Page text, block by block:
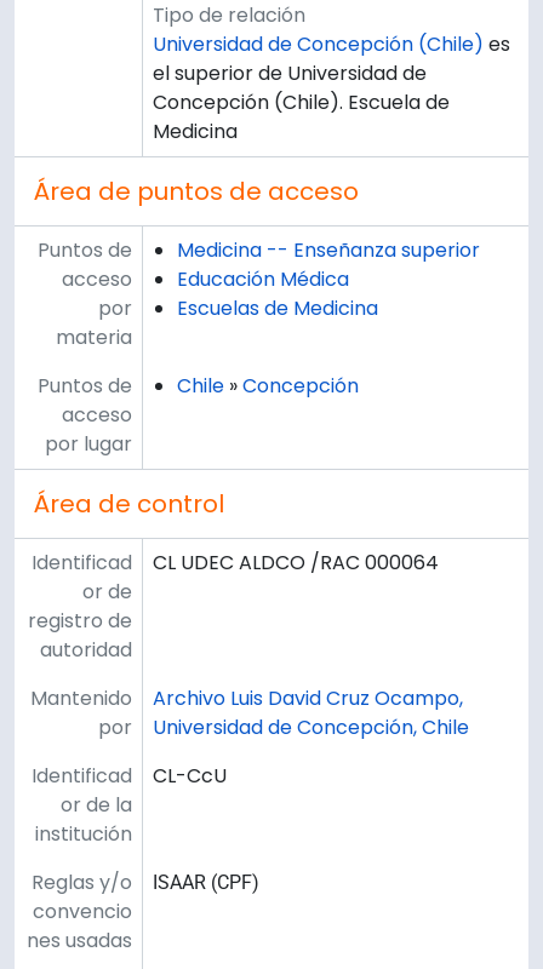
Tipo de relación
Universidad de Concepción (Chile) es
el superior de Universidad de
Concepción (Chile). Escuela de
Medicina
Área de puntos de acceso
Puntos de
acceso
por
materia
Medicina -- Enseñanza superior
Educación Médica
Escuelas de Medicina
Puntos de
acceso
por lugar
Chile »Concepción
Área de control
Identificad
or de
registro de
autoridad
CL UDEC ALDCO /RAC 000064
Mantenido
por
Archivo Luis David Cruz Ocampo,
Universidad de Concepción, Chile
Identificad
or de la
institución
CL-CcU
Reglas y/o
convencio
nes usadas
ISAAR (CPF)